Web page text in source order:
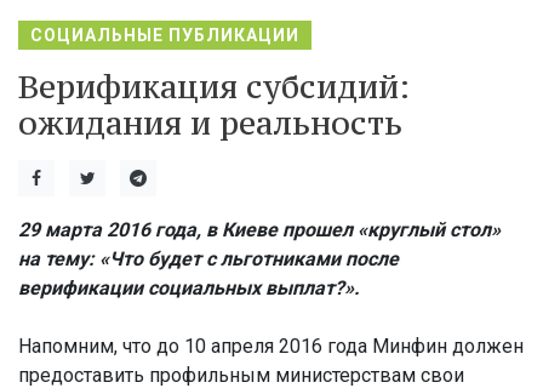
СОЦИАЛЬНЫЕ ПУБЛИКАЦИИ
Верификация субсидий:
ожидания и реальность
29 марта 2016 года, в Киеве прошел «круглый стол»
на тему: «Что будет с льготниками после
верификации социальных выплат?».
Напомним, что до 10 апреля 2016 года Минфин должен
предоставить профильным министерствам свои